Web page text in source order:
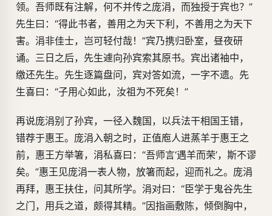
领。吾师既有注解，何不并传之庞涓，而独授于宾也？”
先生曰：“得此书者，善用之为天下利，不善用之为天下
害。涓非佳士，岂可轻付哉！”宾乃携归卧室，昼夜研
诵。三日之后，先生遽向孙宾索其原书。宾出诸袖中，
缴还先生。先生逐篇盘问，宾对答如流，一字不遗。先
生喜曰：“子用心如此，汝祖为不死矣！”
再说庞涓别了孙宾，一径入魏国，以兵法干相国王错，
错荐于惠王。庞涓入朝之时，正值庖人进蒸羊于惠王之
前，惠王方举箸，涓私喜曰：“吾师言‘遇羊而荣’，斯不谬
矣。”惠王见庞涓一表人物，放箸而起，迎而礼之。庞涓
再拜，惠王扶住，问其所学。涓对曰：“臣学于鬼谷先生
之门，用兵之道，颇得其精。”因指画敷陈，倾倒胸中，